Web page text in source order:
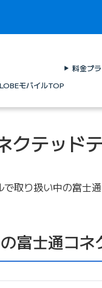
モバイルTOP
料金プ
クテッド
取り扱い中の富士
富士通コ